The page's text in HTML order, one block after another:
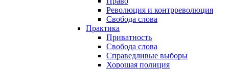
Революция и контрреволюция
Свобода слова
Практика
Приватность
Свобода слова
Справедливые выборы
Хорошая полиция